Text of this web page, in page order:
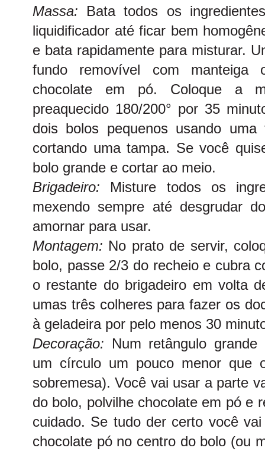
Massa: Bata todos os
liquidificador até ficar bem
e bata rapidamente para misturar.
fundo removível com manteiga
chocolate em pó. Coloque a
preaquecido 180/200° por 35
dois bolos pequenos usando
cortando uma tampa. Se você
bolo grande e cortar ao meio.
Brigadeiro: Misture todos os
mexendo sempre até desgrudar
amornar para usar.
Montagem: No prato de servir,
bolo, passe 2/3 do recheio e cubra
o restante do brigadeiro em volta
umas três colheres para fazer os
à geladeira por pelo menos 30
Decoração: Num retângulo
um círculo um pouco menor que
sobremesa). Você vai usar a parte
do bolo, polvilhe chocolate em pó e
cuidado. Se tudo der certo você
chocolate pó no centro do bolo (ou